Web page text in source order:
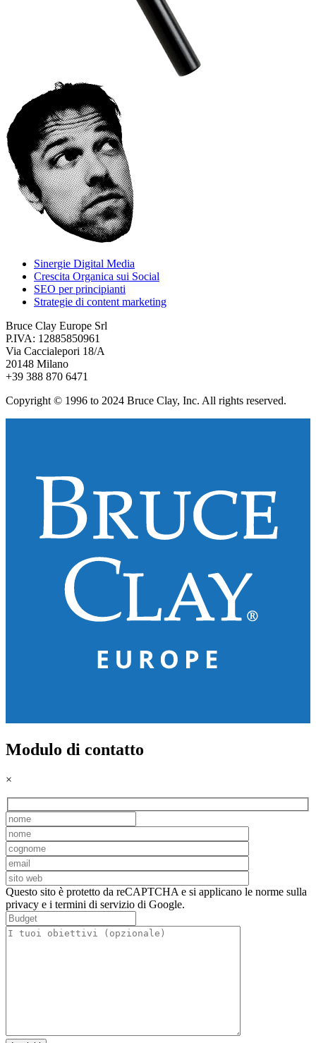
Sinergie Digital Media
Crescita Organica sui Social
SEO per principianti
Strategie di content marketing
Bruce Clay Europe Srl
P.IVA: 12885850961
Via Caccialepori 18/A
20148 Milano
+39 388 870 6471
Copyright © 1996 to 2024 Bruce Clay, Inc. All rights reserved.
Modulo di contatto
×
Questo sito è protetto da reCAPTCHA e si applicano le norme sulla
privacy e i termini di servizio di Google.